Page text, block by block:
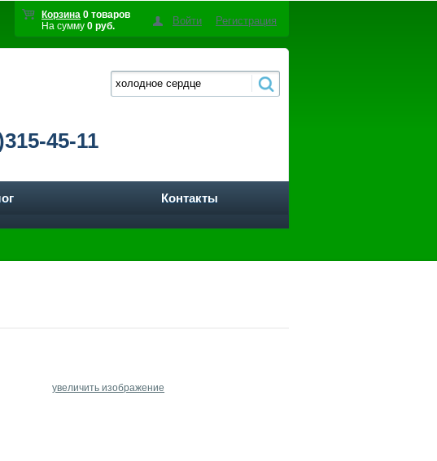
Корзина 0 товаров
На сумму 0 руб. Войти Регистрация
45-11
Контакты
увеличить изображение